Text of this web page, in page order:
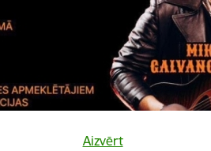
Aizvērt